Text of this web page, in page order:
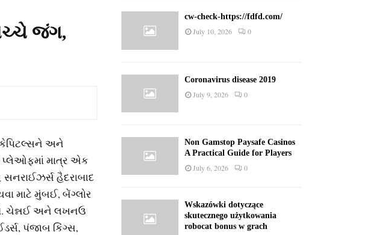
જંગ,
કેપિટલ્સને અને
પ્લેઓફમાં માત્ર એક
હૈદરાબાદ
માટે મુંબઈ, બેંગ્લોર
ચેન્નઈ અને લખનઉ
પંજાબ કિંગ્સ,
cw-check-https://fdfd.com/
July 10, 2026 0
Coronavirus disease 2019
July 9, 2026 0
Non Gamstop Paysafe Casinos
A Practical Guide for Players
July 6, 2026 0
Wskazówki dotyczące
skutecznego użytkowania
robocat bonus w grach